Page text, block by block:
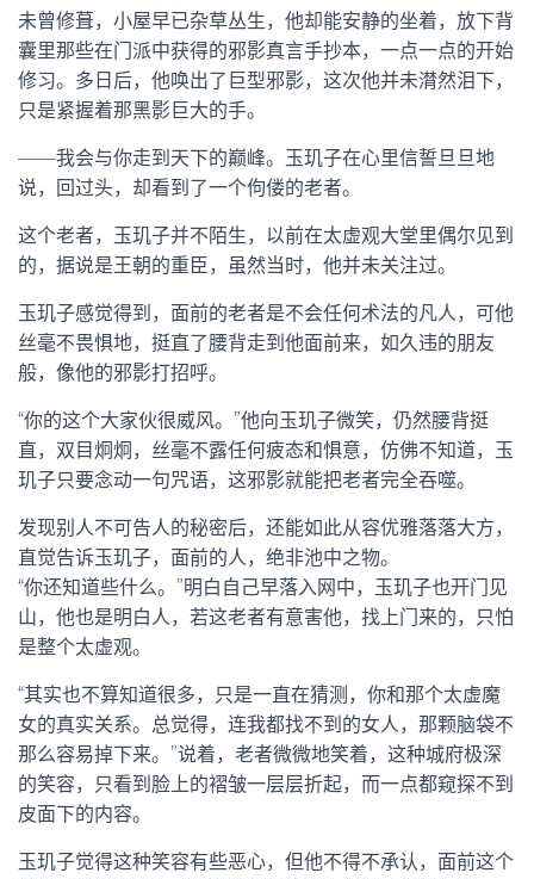
未曾修葺，小屋早已杂草丛生，他却能安静的坐着，放下背
囊里那些在门派中获得的邪影真言手抄本，一点一点的开始
修习。多日后，他唤出了巨型邪影，这次他并未潸然泪下，
只是紧握着那黑影巨大的手。
——我会与你走到天下的巅峰。玉玑子在心里信誓旦旦地
说，回过头，却看到了一个佝偻的老者。
这个老者，玉玑子并不陌生，以前在太虚观大堂里偶尔见到
的，据说是王朝的重臣，虽然当时，他并未关注过。
玉玑子感觉得到，面前的老者是不会任何术法的凡人，可他
丝毫不畏惧地，挺直了腰背走到他面前来，如久违的朋友
般，像他的邪影打招呼。
“你的这个大家伙很威风。”他向玉玑子微笑，仍然腰背挺
直，双目炯炯，丝毫不露任何疲态和惧意，仿佛不知道，玉
玑子只要念动一句咒语，这邪影就能把老者完全吞噬。
发现别人不可告人的秘密后，还能如此从容优雅落落大方，
直觉告诉玉玑子，面前的人，绝非池中之物。
“你还知道些什么。”明白自己早落入网中，玉玑子也开门见
山，他也是明白人，若这老者有意害他，找上门来的，只怕
是整个太虚观。
“其实也不算知道很多，只是一直在猜测，你和那个太虚魔
女的真实关系。总觉得，连我都找不到的女人，那颗脑袋不
那么容易掉下来。”说着，老者微微地笑着，这种城府极深
的笑容，只看到脸上的褶皱一层层折起，而一点都窥探不到
皮面下的内容。
玉玑子觉得这种笑容有些恶心，但他不得不承认，面前这个